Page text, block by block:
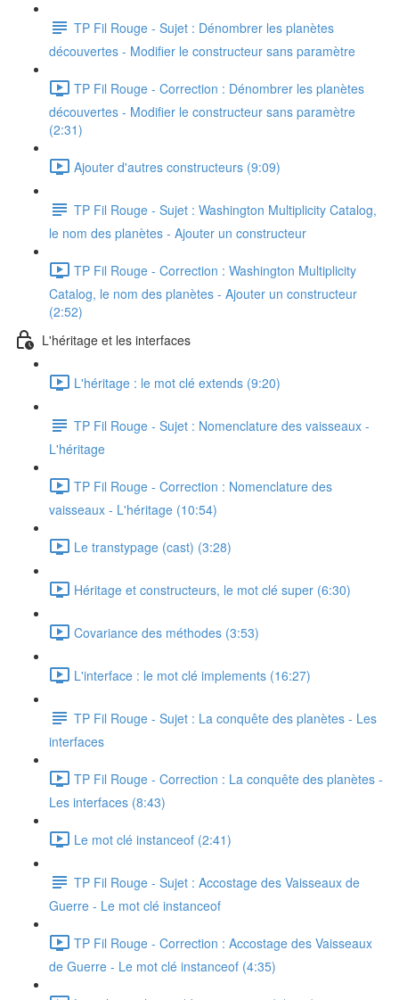
TP Fil Rouge - Sujet : Dénombrer les planètes
découvertes - Modifier le constructeur sans paramètre
TP Fil Rouge - Correction : Dénombrer les planètes
découvertes - Modifier le constructeur sans paramètre
(2:31)
Ajouter d'autres constructeurs (9:09)
TP Fil Rouge - Sujet : Washington Multiplicity Catalog,
le nom des planètes - Ajouter un constructeur
TP Fil Rouge - Correction : Washington Multiplicity
Catalog, le nom des planètes - Ajouter un constructeur
(2:52)
L'héritage et les interfaces
L'héritage : le mot clé extends (9:20)
TP Fil Rouge - Sujet : Nomenclature des vaisseaux -
L'héritage
TP Fil Rouge - Correction : Nomenclature des
vaisseaux - L'héritage (10:54)
Le transtypage (cast) (3:28)
Héritage et constructeurs, le mot clé super (6:30)
Covariance des méthodes (3:53)
L'interface : le mot clé implements (16:27)
TP Fil Rouge - Sujet : La conquête des planètes - Les
interfaces
TP Fil Rouge - Correction : La conquête des planètes -
Les interfaces (8:43)
Le mot clé instanceof (2:41)
TP Fil Rouge - Sujet : Accostage des Vaisseaux de
Guerre - Le mot clé instanceof
TP Fil Rouge - Correction : Accostage des Vaisseaux
de Guerre - Le mot clé instanceof (4:35)